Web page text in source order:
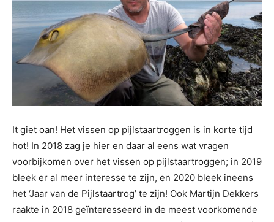
It giet oan! Het vissen op pijlstaartroggen is in korte tijd
hot! In 2018 zag je hier en daar al eens wat vragen
voorbijkomen over het vissen op pijlstaartroggen; in 2019
bleek er al meer interesse te zijn, en 2020 bleek ineens
het ‘Jaar van de Pijlstaartrog’ te zijn! Ook Martijn Dekkers
raakte in 2018 geïnteresseerd in de meest voorkomende